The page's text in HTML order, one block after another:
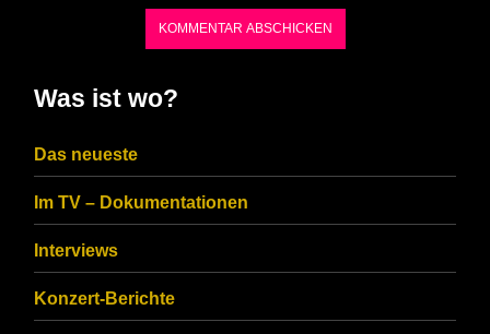
CAPTCHA
ensure
that
you
are
Was ist wo?
Das neueste
Im TV – Dokumentationen
Interviews
Konzert-Berichte